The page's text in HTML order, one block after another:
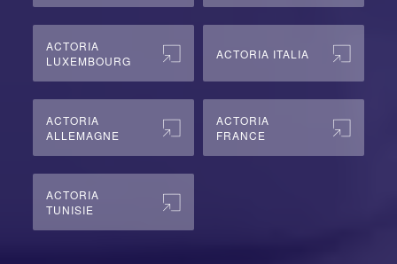
ACTORIA
LUXEMBOURG
ACTORIA ITALIA
ACTORIA
ALLEMAGNE
ACTORIA
FRANCE
ACTORIA
TUNISIE